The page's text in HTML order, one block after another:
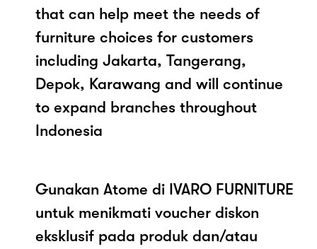
that can help meet the needs of
furniture choices for customers
including Jakarta, Tangerang,
Depok, Karawang and will continue
to expand branches throughout
Indonesia
Gunakan Atome di IVARO FURNITURE
untuk menikmati voucher diskon
eksklusif pada produk dan/atau